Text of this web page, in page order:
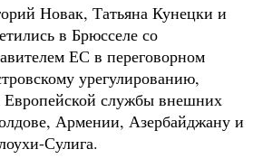
Новак, Татьяна Кунецки и
в Брюсселе со
ЕС в переговорном
урегулированию,
Европейской службы внешних
Армении, Азербайджану и
Сулига.